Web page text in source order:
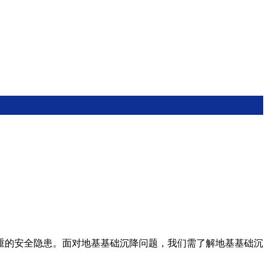
安全隐患。面对地基基础沉降问题，我们需了解地基基础沉